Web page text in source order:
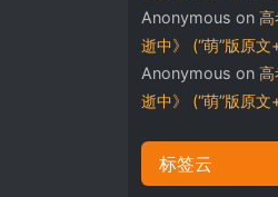
Anonymous on 高
逝中》 (“萌”版原
Anonymous on 高
逝中》 (“萌”版原
标签云